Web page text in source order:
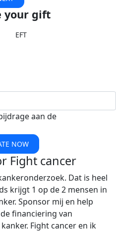
your gift
EFT
aan de
NOW
Fight cancer
Dat is heel
krijgt 1 op de 2 mensen in
Sponsor mij en help
financiering van
Fight cancer en ik